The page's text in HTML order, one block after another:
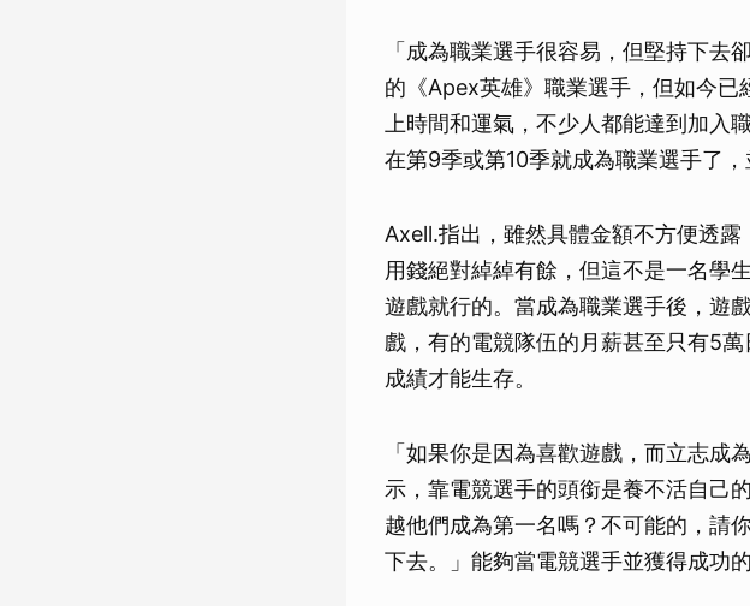
「成為職業選手很容易，但堅持下
的《Apex英雄》職業選手，但如今
上時間和運氣，不少人都能達到加入
在第9季或第10季就成為職業選手了，
Axell.指出，雖然具體金額不方便透
用錢絕對綽綽有餘，但這不是一名學
遊戲就行的。當成為職業選手後，遊
戲，有的電競隊伍的月薪甚至只有5
成績才能生存。
「如果你是因為喜歡遊戲，而立志
示，靠電競選手的頭銜是養不活自己
越他們成為第一名嗎？不可能的，請
下去。」能夠當電競選手並獲得成功